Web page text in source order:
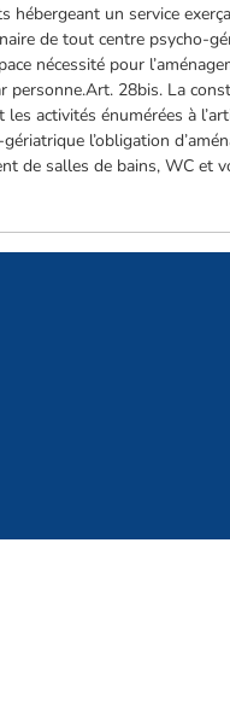
un service
de tout centre psycho-
nécessité pour
28bis. La
activités énumérées à
l’obligation
de salles de bains, WC et